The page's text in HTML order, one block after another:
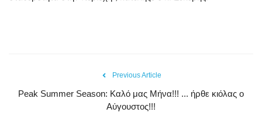
Previous Article
Peak Summer Season: Kαλό μας Μήνα!!! ... ήρθε κιόλας ο
Αύγουστος!!!